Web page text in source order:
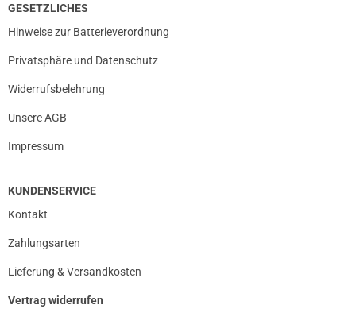
GESETZLICHES
Hinweise zur Batterieverordnung
Privatsphäre und Datenschutz
Widerrufsbelehrung
Unsere AGB
Impressum
KUNDENSERVICE
Kontakt
Zahlungsarten
Lieferung & Versandkosten
Vertrag widerrufen